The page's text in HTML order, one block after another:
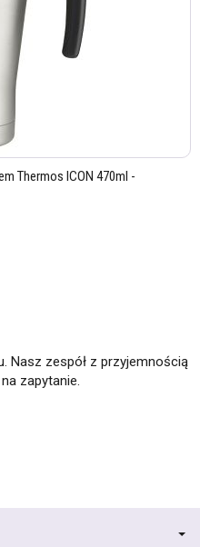
Thermos ICON 470ml -
Nasz zespół z przyjemnością
zapytanie.